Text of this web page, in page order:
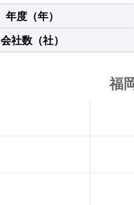
年度（年）
会社数（社）